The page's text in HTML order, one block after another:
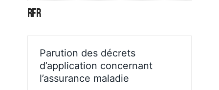
RFR
Parution des décrets
d’application concernant
l’assurance maladie